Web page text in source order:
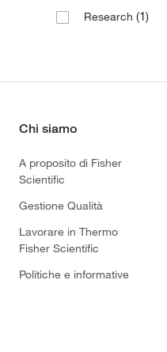
Research (1)
Chi siamo
A proposito di Fisher
Scientific
Gestione Qualità
Lavorare in Thermo
Fisher Scientific
Politiche e informative